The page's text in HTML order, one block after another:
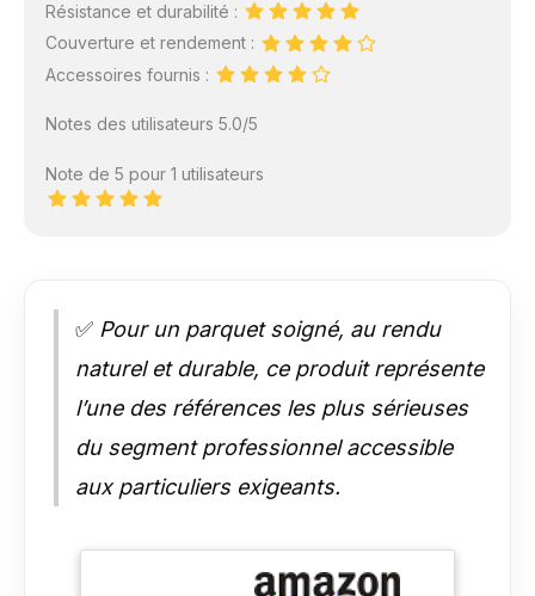
Résistance et durabilité :
Couverture et rendement :
Accessoires fournis :
Notes des utilisateurs 5.0/5
Note de 5 pour 1 utilisateurs
✅ Pour un parquet soigné, au rendu
naturel et durable, ce produit représente
l’une des références les plus sérieuses
du segment professionnel accessible
aux particuliers exigeants.